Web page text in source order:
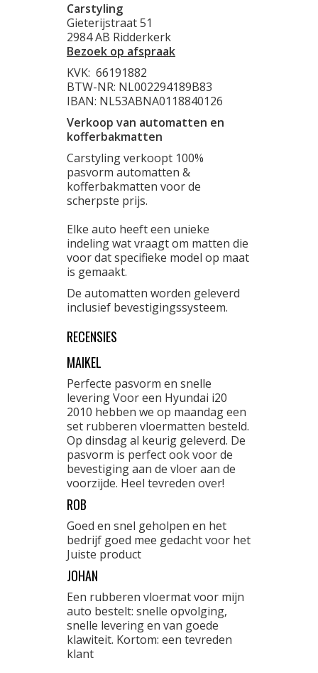
Carstyling
Gieterijstraat 51
2984 AB Ridderkerk
Bezoek op afspraak
KVK: 66191882
BTW-NR: NL002294189B83
IBAN: NL53ABNA0118840126
Verkoop van automatten en
kofferbakmatten
Carstyling verkoopt 100%
pasvorm automatten &
kofferbakmatten voor de
scherpste prijs.
Elke auto heeft een unieke
indeling wat vraagt om matten die
voor dat specifieke model op maat
is gemaakt.
De automatten worden geleverd
inclusief bevestigingssysteem.
RECENSIES
MAIKEL
Perfecte pasvorm en snelle
levering Voor een Hyundai i20
2010 hebben we op maandag een
set rubberen vloermatten besteld.
Op dinsdag al keurig geleverd. De
pasvorm is perfect ook voor de
bevestiging aan de vloer aan de
voorzijde. Heel tevreden over!
ROB
Goed en snel geholpen en het
bedrijf goed mee gedacht voor het
Juiste product
JOHAN
Een rubberen vloermat voor mijn
auto bestelt: snelle opvolging,
snelle levering en van goede
klawiteit. Kortom: een tevreden
klant